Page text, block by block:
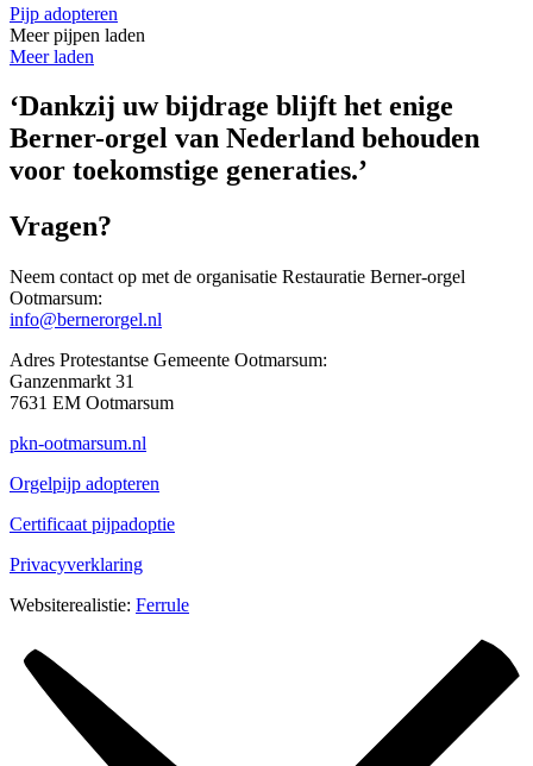
Pijp adopteren
Meer pijpen laden
Meer laden
‘Dankzij uw bijdrage blijft het enige
Berner-orgel van Nederland behouden
voor toekomstige generaties.’
Vragen?
Neem contact op met de organisatie Restauratie Berner-orgel
Ootmarsum:
info@bernerorgel.nl
Adres Protestantse Gemeente Ootmarsum:
Ganzenmarkt 31
7631 EM Ootmarsum
pkn-ootmarsum.nl
Orgelpijp adopteren
Certificaat pijpadoptie
Privacyverklaring
Websiterealistie: Ferrule